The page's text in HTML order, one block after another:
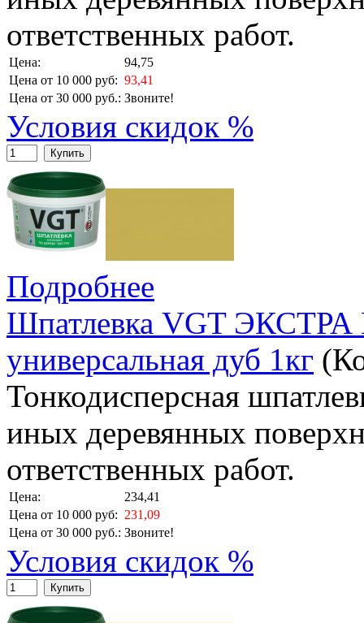
ответственных работ.
Цена:
94,75
Цена от 10 000 руб: 93,41
Цена от 30 000 руб.: Звоните!
Условия скидок %
Купить
Подробнее
Шпатлевка VGT
универсальная дуб 1кг
Тонкодисперсная
иных деревянных
ответственных работ.
Цена:
234,41
Цена от 10 000 руб: 231,09
Цена от 30 000 руб.: Звоните!
Условия скидок %
Купить